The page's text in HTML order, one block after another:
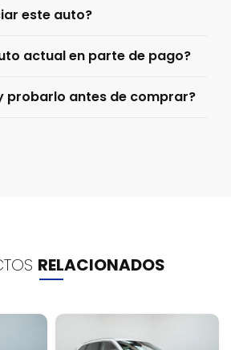
este auto?
actual en parte de pago?
probarlo antes de comprar?
RELACIONADOS